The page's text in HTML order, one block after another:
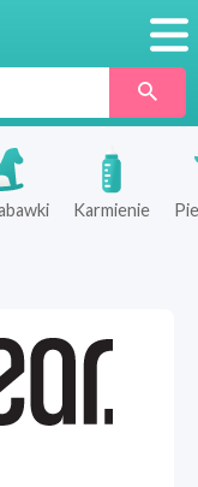
Karmienie